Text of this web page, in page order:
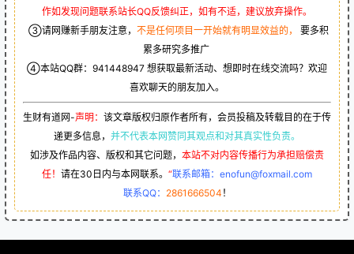
作如发现问题联系站长QQ反馈纠正，如有不适，建议放弃操作。
③请网赚新手朋友注意， 不是任何项目一开始就有明显效益的，
要多积
累多研究多推广
④本站QQ群： 941448947 想获取最新活动、想即时在线交流吗？欢迎
喜欢聊天的朋友加入。
生财有道网-声明： 该文章版权归原作者所有，会员投稿及转载目的在于传
递更多信息， 并不代表本网赞同其观点和对其真实性负责。
如涉及作品内容、版权和其它问题， 本站不对内容传播行为承担赔偿责
任！ 请在30日内与本网联系。 “联系邮箱：enofun@foxmail.com
联系QQ： 2861666504 ！